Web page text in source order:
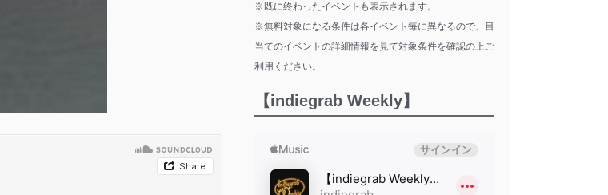
※既に終わったイベントも表示されます。
※無料対象になる条件は各イベント毎に異なるので、目
当てのイベントの詳細情報を見て対象条件を確認の上ご
利用ください。
【indiegrab Weekly】